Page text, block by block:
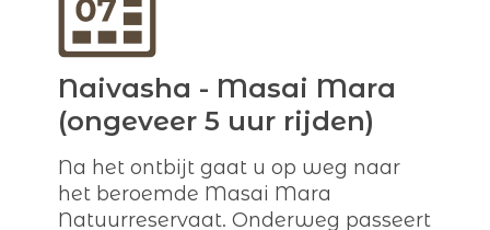
Naivasha - Masai Mara
(ongeveer 5 uur rijden)
Na het ontbijt gaat u op weg naar
het beroemde Masai Mara
Natuurreservaat. Onderweg passeert